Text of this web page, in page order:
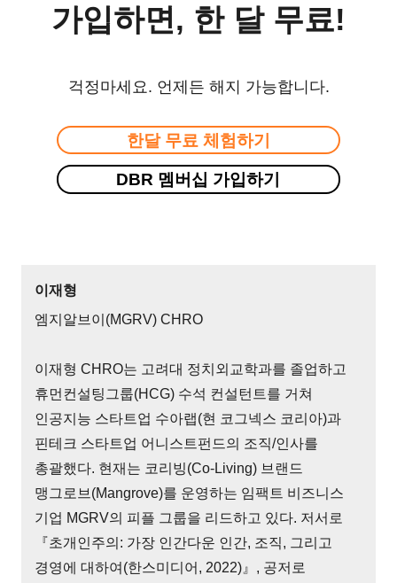
가입하면, 한 달 무료!
걱정마세요. 언제든 해지 가능합니다.
한달 무료 체험하기
DBR 멤버십 가입하기
이재형
엠지알브이(MGRV) CHRO
이재형 CHRO는 고려대 정치외교학과를 졸업하고
휴먼컨설팅그룹(HCG) 수석 컨설턴트를 거쳐
인공지능 스타트업 수아랩(현 코그넥스 코리아)과
핀테크 스타트업 어니스트펀드의 조직/인사를
총괄했다. 현재는 코리빙(Co-Living) 브랜드
맹그로브(Mangrove)를 운영하는 임팩트 비즈니스
기업 MGRV의 피플 그룹을 리드하고 있다. 저서로
『초개인주의: 가장 인간다운 인간, 조직, 그리고
경영에 대하여(한스미디어, 2022)』, 공저로